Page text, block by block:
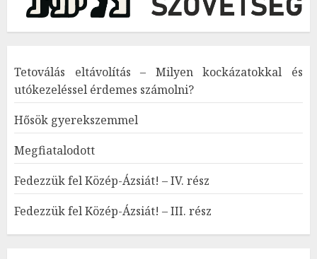
Tetoválás eltávolítás – Milyen kockázatokkal és
utókezeléssel érdemes számolni?
Hősök gyerekszemmel
Megfiatalodott
Fedezzük fel Közép-Ázsiát! – IV. rész
Fedezzük fel Közép-Ázsiát! – III. rész